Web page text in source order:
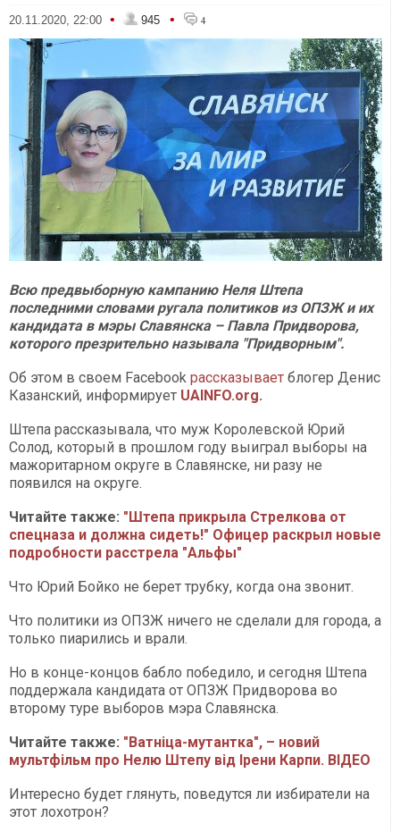
20.11.2020, 22:00 • 945 • 4
Всю предвыборную кампанию Неля Штепа
последними словами ругала политиков из ОПЗЖ и их
кандидата в мэры Славянска – Павла Придворова,
которого презрительно называла "Придворным".
Об этом в своем Facebook рассказывает блогер Денис
Казанский, информирует UAINFO.org.
Штепа рассказывала, что муж Королевской Юрий
Солод, который в прошлом году выиграл выборы на
мажоритарном округе в Славянске, ни разу не
появился на округе.
Читайте также: "Штепа прикрыла Стрелкова от
спецназа и должна сидеть!" Офицер раскрыл новые
подробности расстрела "Альфы"
Что Юрий Бойко не берет трубку, когда она звонит.
Что политики из ОПЗЖ ничего не сделали для города, а
только пиарились и врали.
Но в конце-концов бабло победило, и сегодня Штепа
поддержала кандидата от ОПЗЖ Придворова во
второму туре выборов мэра Славянска.
Читайте также: "Ватніца-мутантка", – новий
мультфільм про Нелю Штепу від Ірени Карпи. ВІДЕО
Интересно будет глянуть, поведутся ли избиратели на
этот лохотрон?